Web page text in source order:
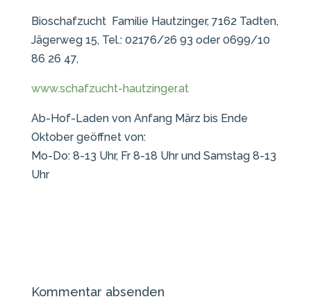
Bioschafzucht Familie Hautzinger, 7162 Tadten,
Jägerweg 15, Tel.: 02176/26 93 oder 0699/10
86 26 47,
www.schafzucht-hautzinger.at
Ab-Hof-Laden von Anfang März bis Ende
Oktober geöffnet von:
Mo-Do: 8-13 Uhr, Fr 8-18 Uhr und Samstag 8-13
Uhr
Kommentar absenden